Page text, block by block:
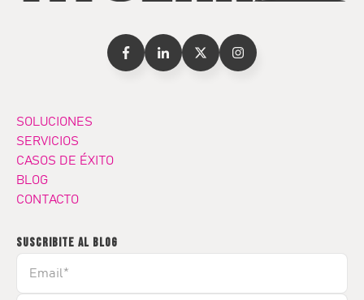
SOLUCIONES
SERVICIOS
CASOS DE ÉXITO
BLOG
CONTACTO
SUSCRIBITE AL BLOG